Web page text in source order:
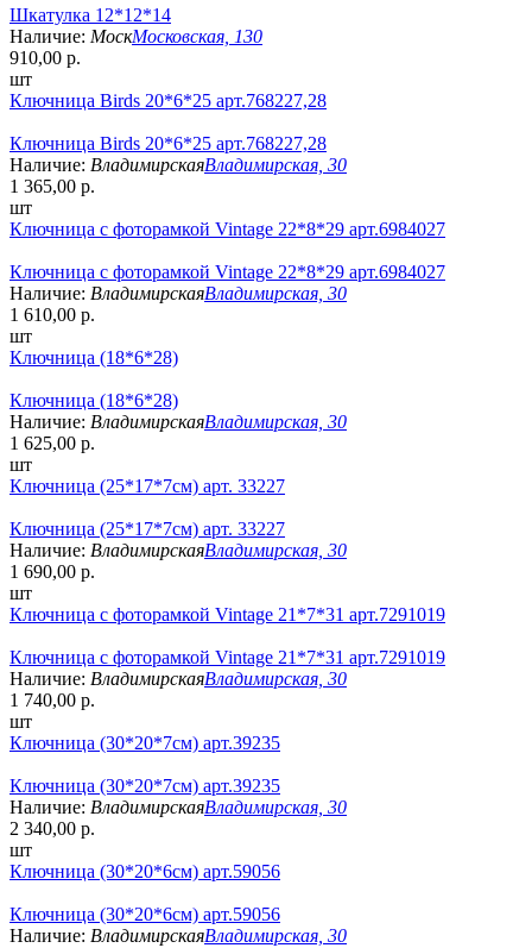
Шкатулка 12*12*14
Наличие: МоскМосковская, 130
910,00 р.
шт
Ключница Birds 20*6*25 арт.768227,28
Ключница Birds 20*6*25 арт.768227,28
Наличие: ВладимирскаяВладимирская, 30
1 365,00 р.
шт
Ключница с фоторамкой Vintage 22*8*29 арт.6984027
Ключница с фоторамкой Vintage 22*8*29 арт.6984027
Наличие: ВладимирскаяВладимирская, 30
1 610,00 р.
шт
Ключница (18*6*28)
Ключница (18*6*28)
Наличие: ВладимирскаяВладимирская, 30
1 625,00 р.
шт
Ключница (25*17*7см) арт. 33227
Ключница (25*17*7см) арт. 33227
Наличие: ВладимирскаяВладимирская, 30
1 690,00 р.
шт
Ключница с фоторамкой Vintage 21*7*31 арт.7291019
Ключница с фоторамкой Vintage 21*7*31 арт.7291019
Наличие: ВладимирскаяВладимирская, 30
1 740,00 р.
шт
Ключница (30*20*7см) арт.39235
Ключница (30*20*7см) арт.39235
Наличие: ВладимирскаяВладимирская, 30
2 340,00 р.
шт
Ключница (30*20*6см) арт.59056
Ключница (30*20*6см) арт.59056
Наличие: ВладимирскаяВладимирская, 30